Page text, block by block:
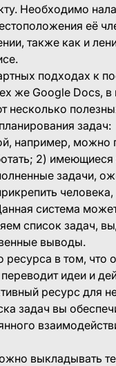
Необходимо
её
также как и
подходах к
же Google Docs, в
несколько
задач:
например, можно
2) имеющиеся
задачи,
человека,
система
список задач,
выводы.
в том, что
идеи и
ресурс для
задач вы
выкладывать